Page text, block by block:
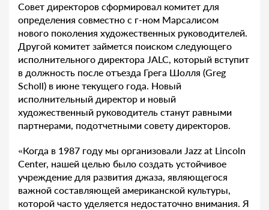
Совет директоров сформировал комитет для
определения совместно с г-ном Марсалисом
нового поколения художественных руководителей.
Другой комитет займется поиском следующего
исполнительного директора JALC, который вступит
в должность после отъезда Грега Шолля (Greg
Scholl) в июне текущего года. Новый
исполнительный директор и новый
художественный руководитель станут равными
партнерами, подотчетными совету директоров.
«Когда в 1987 году мы организовали Jazz at Lincoln
Center, нашей целью было создать устойчивое
учреждение для развития джаза, являющегося
важной составляющей американской культуры,
которой часто уделяется недостаточно внимания. Я